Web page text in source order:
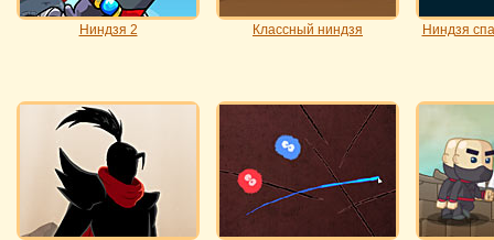
Ниндзя 2 Классный ниндзя Ниндзя